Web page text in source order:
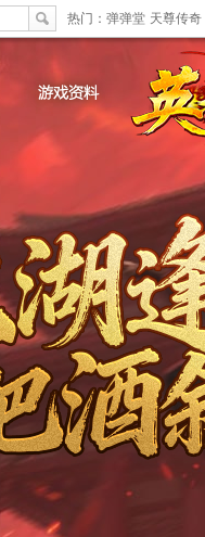
热门： 弹弹堂 天尊传奇